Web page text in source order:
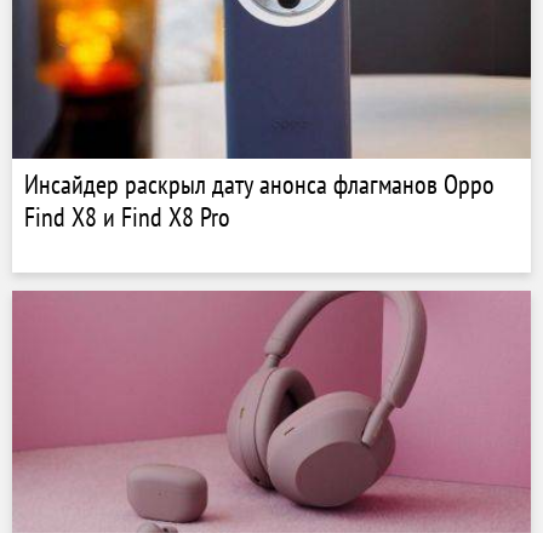
Инсайдер раскрыл дату анонса флагманов Oppo
Find X8 и Find X8 Pro